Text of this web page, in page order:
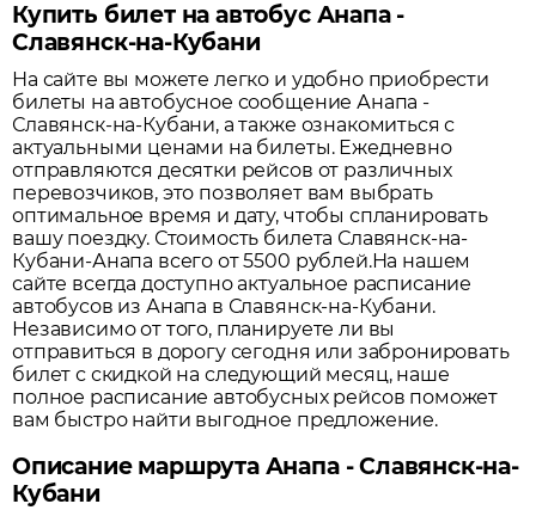
Купить билет на автобус Анапа -
Славянск-на-Кубани
На сайте вы можете легко и удобно приобрести
билеты на автобусное сообщениеАнапа -
Славянск-на-Кубани, а также ознакомиться с
актуальными ценами на билеты. Ежедневно
отправляются десятки рейсов от различных
перевозчиков, это позволяет вам выбрать
оптимальное время и дату, чтобы спланировать
вашу поездку. Стоимость билета Славянск-на-
Кубани-Анапа всего от 5500 рублей.На нашем
сайте всегда доступно актуальное расписание
автобусов из Анапа в Славянск-на-Кубани.
Независимо от того, планируете ли вы
отправиться в дорогу сегодня или забронировать
билет с скидкой на следующий месяц, наше
полное расписание автобусных рейсов поможет
вам быстро найти выгодное предложение.
Описание маршрута Анапа - Славянск-на-
Кубани